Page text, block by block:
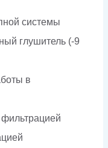
системы
глушитель (-9
в